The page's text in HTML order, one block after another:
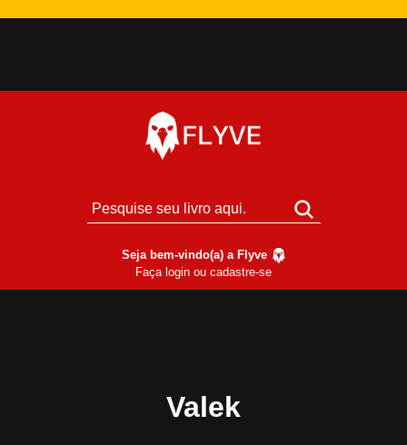
Seja bem-vindo(a) a Flyve
Faça login ou cadastre-se
Valek